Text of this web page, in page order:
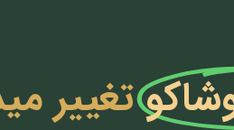
تغییر